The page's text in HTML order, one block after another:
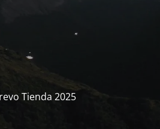
Tienda 2025